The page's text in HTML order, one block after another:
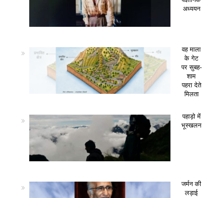
अध्ययन
वह माला
के गेट
पर सुबह-
शाम
पहरा देते
मिलता
पहाड़ो में
भूस्खलन
जर्मन की
लड़ाई